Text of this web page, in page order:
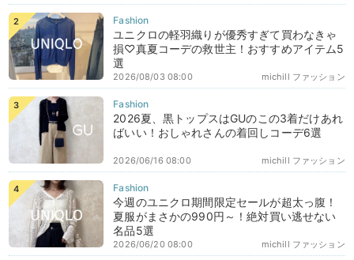
ユニクロの軽羽織りが優秀すぎて買わなきゃ
損♡真夏コーデの救世主！おすすめアイテム5
選
michill ファッション
2026/08/03 08:00
2026夏、黒トップスはGUのこの3着だけあれ
ばいい！おしゃれさんの着回しコーデ6選
michill ファッション
2026/06/16 08:00
今週のユニクロ期間限定セールが超太っ腹！
夏服がまさかの990円～！絶対買い逃せない
名品5選
michill ファッション
2026/06/20 08:00